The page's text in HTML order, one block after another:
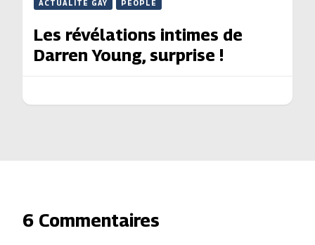
ACTUALITÉ GAY PEOPLE
Les révélations intimes de
Darren Young, surprise !
6 Commentaires